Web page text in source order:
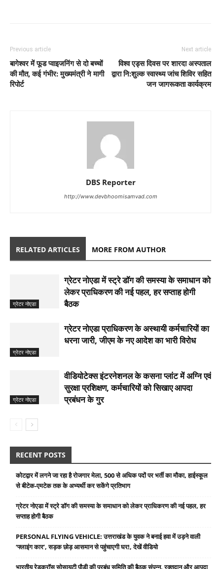
Previous article
बागेश्वर में फूड प्‍वाइ‍जनिंग से दो बच्‍चों
की मौत, कई गंभीर: मुख्यमंत्री ने मागी
रिपोर्ट
Next article
विश्व एड्स दिवस पर शारदा अस्पताल
द्वारा नि:शुल्क स्वास्थ्य जांच शिविर सहित
जन जागरूकता कार्यक्रम
DBS Reporter
http://www.devbhoomisamvad.com
RELATED ARTICLES MORE FROM AUTHOR
ग्रेटर नोएडा
ग्रेटर नोएडा में स्ट्रे डॉग की समस्या के समाधान को
लेकर प्राधिकरण की नई पहल, हर सप्ताह होगी
बैठक
ग्रेटर नोएडा
ग्रेटर नोएडा प्राधिकरण के अस्थायी कर्मचारियों का
धरना जारी, जीएम के नए आदेश का भारी विरोध
ग्रेटर नोएडा
वीडियोटेक्स इंटरनेशनल के कसना प्लांट में अग्नि एवं
सुरक्षा प्रशिक्षण, कर्मचारियों को सिखाए आपदा
प्रबंधन के गुर
RECENT POSTS
कोटद्वार में लगने जा रहा है रोजगार मेला, 500 से अधिक पदों पर भर्ती का मौका, हाईस्कूल
से बीटेक-एमटेक तक के अभ्यर्थी कर सकेंगे प्रतिभाग
ग्रेटर नोएडा में स्ट्रे डॉग की समस्या के समाधान को लेकर प्राधिकरण की नई पहल, हर
सप्ताह होगी बैठक
PERSONAL FLYING VEHICLE: उत्तराखंड के युवक ने बनाई हवा में उड़ने वाली
‘फ्लाइंग कार’, सड़क छोड़ आसमान से पहुंचाएगी घर!, देखें वीडियो